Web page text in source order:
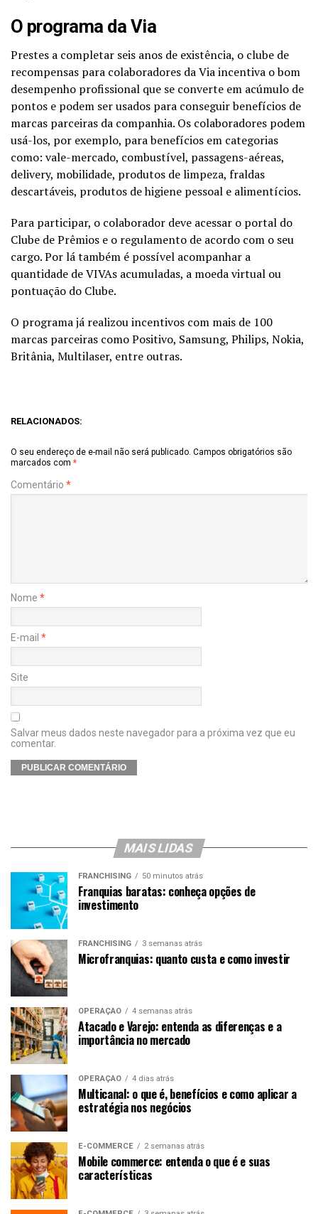
O programa da Via
Prestes a completar seis anos de existência, o clube de
recompensas para colaboradores da Via incentiva o bom
desempenho profissional que se converte em acúmulo de
pontos e podem ser usados para conseguir benefícios de
marcas parceiras da companhia. Os colaboradores podem
usá-los, por exemplo, para benefícios em categorias
como: vale-mercado, combustível, passagens-aéreas,
delivery, mobilidade, produtos de limpeza, fraldas
descartáveis, produtos de higiene pessoal e alimentícios.
Para participar, o colaborador deve acessar o portal do
Clube de Prêmios e o regulamento de acordo com o seu
cargo. Por lá também é possível acompanhar a
quantidade de VIVAs acumuladas, a moeda virtual ou
pontuação do Clube.
O programa já realizou incentivos com mais de 100
marcas parceiras como Positivo, Samsung, Philips, Nokia,
Britânia, Multilaser, entre outras.
RELACIONADOS:
O seu endereço de e-mail não será publicado. Campos obrigatórios são
marcados com *
Comentário *
Nome *
E-mail *
Site
Salvar meus dados neste navegador para a próxima vez que eu
comentar.
MAIS LIDAS
FRANCHISING 50 minutos atrás
Franquias baratas: conheça opções de
investimento
FRANCHISING 3 semanas atrás
Microfranquias: quanto custa e como investir
OPERAÇÃO 4 semanas atrás
Atacado e Varejo: entenda as diferenças e a
importância no mercado
OPERAÇÃO 4 dias atrás
Multicanal: o que é, benefícios e como aplicar a
estratégia nos negócios
E-COMMERCE 2 semanas atrás
Mobile commerce: entenda o que é e suas
características